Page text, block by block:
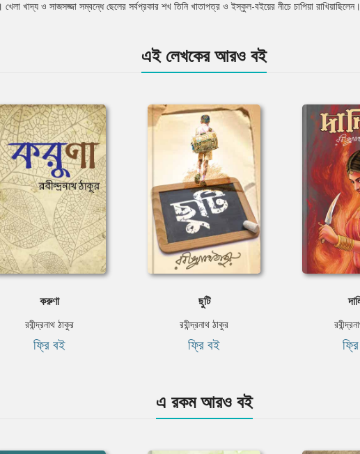
খাদ্য ও সাজসজ্জা সম্বন্ধে ছেলের সর্বপ্রকার শখ তিনি খাতাপত্র ও ইস্কুল-বইয়ের নীচে চাপিয়া
এই লেখকের আরও বই
করুণা
রবীন্দ্রনাথ ঠাকুর
ফ্রি বই
ছুটি
রবীন্দ্রনাথ ঠাকুর
ফ্রি বই
এ রকম আরও বই